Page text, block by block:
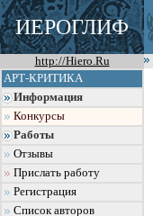
ИЕРОГЛИФ
http://Hiero.Ru
АРТ-КРИТИКА
Информация
Конкурсы
Работы
Отзывы
Прислать работу
Регистрация
Список авторов